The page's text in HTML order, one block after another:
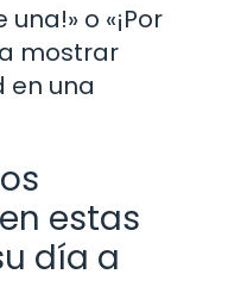
o «¡Por
mostrar
en una
estas
día a